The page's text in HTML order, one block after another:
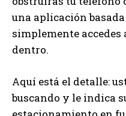
una aplicación
simplemente accedes
dentro.
Aquí está el detalle:
buscando y le indica